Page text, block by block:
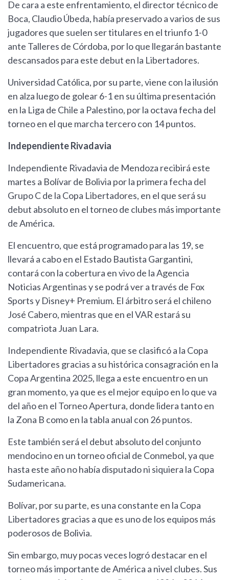
De cara a este enfrentamiento, el director técnico de
Boca, Claudio Úbeda, había preservado a varios de sus
jugadores que suelen ser titulares en el triunfo 1-0
ante Talleres de Córdoba, por lo que llegarán bastante
descansados para este debut en la Libertadores.
Universidad Católica, por su parte, viene con la ilusión
en alza luego de golear 6-1 en su última presentación
en la Liga de Chile a Palestino, por la octava fecha del
torneo en el que marcha tercero con 14 puntos.
Independiente Rivadavia
Independiente Rivadavia de Mendoza recibirá este
martes a Bolívar de Bolivia por la primera fecha del
Grupo C de la Copa Libertadores, en el que será su
debut absoluto en el torneo de clubes más importante
de América.
El encuentro, que está programado para las 19, se
llevará a cabo en el Estado Bautista Gargantini,
contará con la cobertura en vivo de la Agencia
Noticias Argentinas y se podrá ver a través de Fox
Sports y Disney+ Premium. El árbitro será el chileno
José Cabero, mientras que en el VAR estará su
compatriota Juan Lara.
Independiente Rivadavia, que se clasificó a la Copa
Libertadores gracias a su histórica consagración en la
Copa Argentina 2025, llega a este encuentro en un
gran momento, ya que es el mejor equipo en lo que va
del año en el Torneo Apertura, donde lidera tanto en
la Zona B como en la tabla anual con 26 puntos.
Este también será el debut absoluto del conjunto
mendocino en un torneo oficial de Conmebol, ya que
hasta este año no había disputado ni siquiera la Copa
Sudamericana.
Bolívar, por su parte, es una constante en la Copa
Libertadores gracias a que es uno de los equipos más
poderosos de Bolivia.
Sin embargo, muy pocas veces logró destacar en el
torneo más importante de América a nivel clubes. Sus